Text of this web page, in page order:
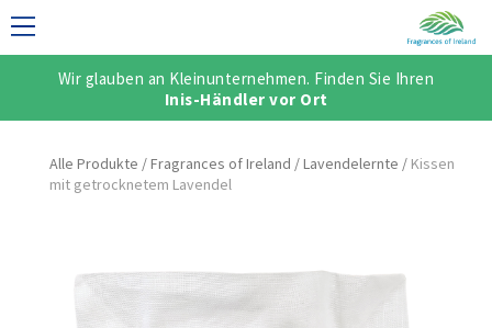
Wir glauben an Kleinunternehmen. Finden Sie Ihren
Inis-Händler vor Ort
KOLLEKTION
Alle Produkte /Fragrances of Ireland /Lavendelernte / Kissen
mit getrocknetem Lavendel